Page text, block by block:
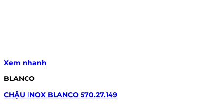
Xem nhanh
BLANCO
CHẬU INOX BLANCO 570.27.149